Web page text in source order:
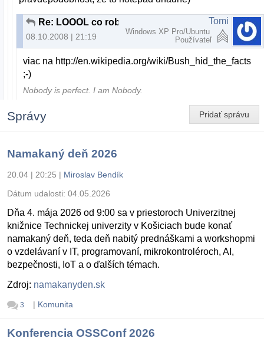
08.10.2008 | 21:19
Tomi
Windows XP Pro/Ubuntu
Používateľ
viac na http://en.wikipedia.org/wiki/Bush_hid_the_facts
;-)
Nobody is perfect. I am Nobody.
Pridať správu
Správy
Namakaný deň 2026
20.04 | 20:25 | Miroslav Bendík
Dátum udalosti: 04.05.2026
Dňa 4. mája 2026 od 9:00 sa v priestoroch Univerzitnej
knižnice Technickej univerzity v Košiciach bude konať
namakaný deň, teda deň nabitý prednáškami a workshopmi
o vzdelávaní v IT, programovaní, mikrokontroléroch, AI,
bezpečnosti, IoT a o ďalších témach.
Zdroj: namakanyden.sk
3 | Komunita
Konferencia OSSConf 2026